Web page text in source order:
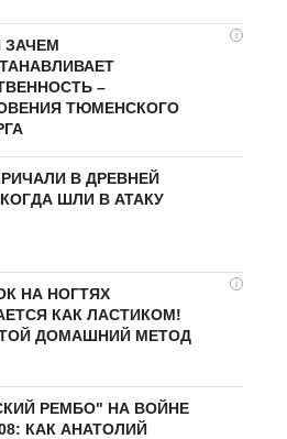
i
ЗАЧЕМ
–
ТЮМЕНСКОГО
В ДРЕВНЕЙ
ШЛИ В АТАКУ
i
НА НОГТЯХ
КАК ЛАСТИКОМ!
ДОМАШНИЙ МЕТОД
РЕМБО" НА ВОЙНЕ
КАК АНАТОЛИЙ